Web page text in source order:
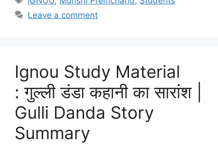
Leave a comment
Ignou Study Material
: गुल्ली डंडा कहानी का सारांश |
Gulli Danda Story
Summary